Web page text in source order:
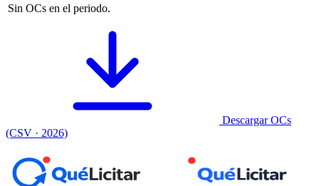
Sin OCs en el periodo.
Descargar OCs
(CSV · 2026)